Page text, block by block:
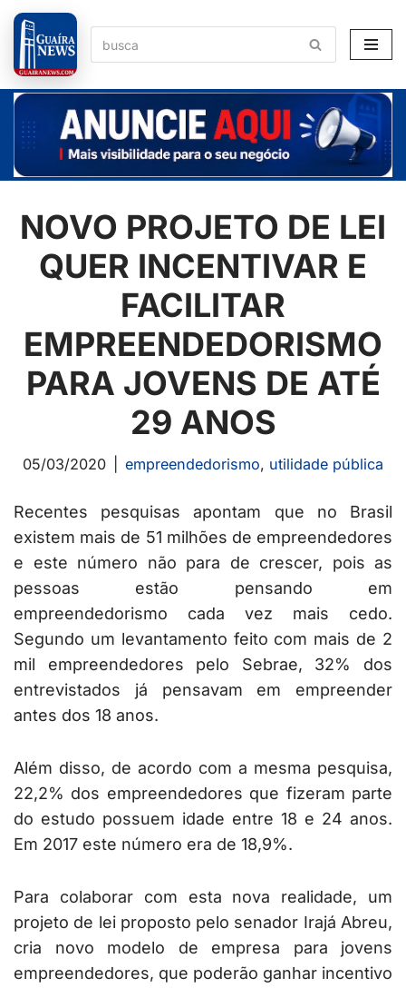
Pular
para
o
conteúdo
NOVO PROJETO DE LEI
QUER INCENTIVAR E
FACILITAR
EMPREENDEDORISMO
PARA JOVENS DE ATÉ
29 ANOS
05/03/2020 empreendedorismo, utilidade pública
Recentes pesquisas apontam que no Brasil
existem mais de 51 milhões de empreendedores
e este número não para de crescer, pois as
pessoas estão pensando em
empreendedorismo cada vez mais cedo.
Segundo um levantamento feito com mais de 2
mil empreendedores pelo Sebrae, 32% dos
entrevistados já pensavam em empreender
antes dos 18 anos.
Além disso, de acordo com a mesma pesquisa,
22,2% dos empreendedores que fizeram parte
do estudo possuem idade entre 18 e 24 anos.
Em 2017 este número era de 18,9%.
Para colaborar com esta nova realidade, um
projeto de lei proposto pelo senador Irajá Abreu,
cria novo modelo de empresa para jovens
empreendedores, que poderão ganhar incentivo